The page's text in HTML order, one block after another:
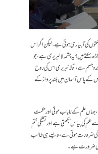
کی آبیاری ہوتی ہے، لیکن اگر اس
ہیں؟ یہ چشمہ لائبریری ہے، جو
جسم ہے، تو لائبریری اس کی روح
کے پاس آسمان میں بلند پرواز کے
علم کے نایاب موتی اور حکمت
کی پیاس بجھتی ہے اور تشنگی ختم
کی ضرورت ہوتی ہے، ویسے ہی طالب
کی ضرورت ہے۔